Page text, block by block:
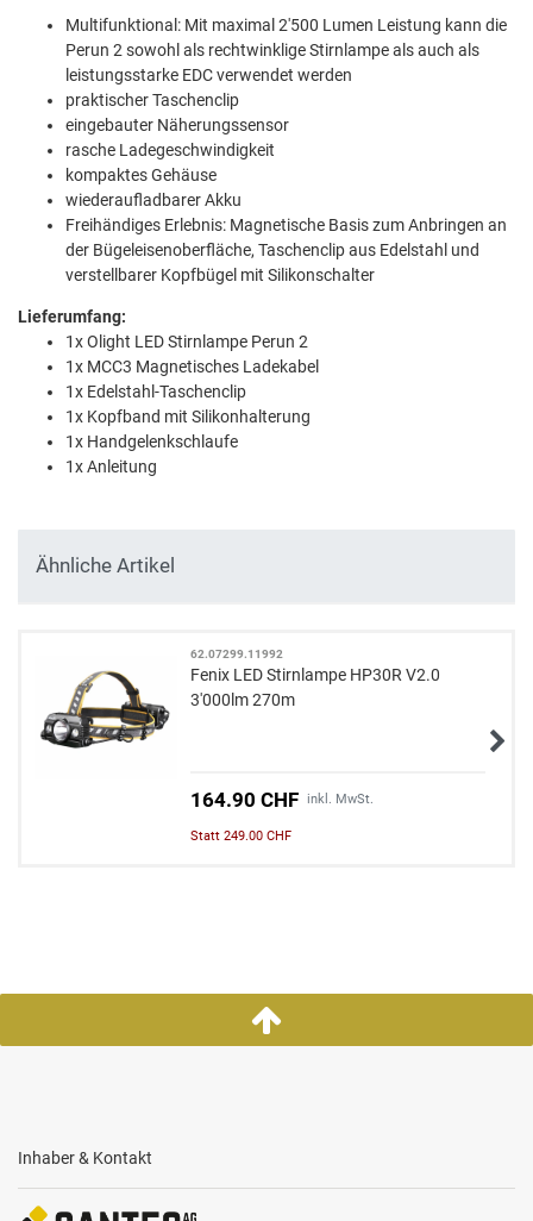
Multifunktional: Mit maximal 2'500 Lumen Leistung kann die
Perun 2 sowohl als rechtwinklige Stirnlampe als auch als
leistungsstarke EDC verwendet werden
praktischer Taschenclip
eingebauter Näherungssensor
rasche Ladegeschwindigkeit
kompaktes Gehäuse
wiederaufladbarer Akku
Freihändiges Erlebnis: Magnetische Basis zum Anbringen an
der Bügeleisenoberfläche, Taschenclip aus Edelstahl und
verstellbarer Kopfbügel mit Silikonschalter
Lieferumfang:
1x Olight LED Stirnlampe Perun 2
1x MCC3 Magnetisches Ladekabel
1x Edelstahl-Taschenclip
1x Kopfband mit Silikonhalterung
1x Handgelenkschlaufe
1x Anleitung
Ähnliche Artikel
62.07299.11992
Fenix LED Stirnlampe HP30R V2.0
3'000lm 270m
164.90 CHF inkl. MwSt.
Statt 249.00 CHF
Inhaber & Kontakt